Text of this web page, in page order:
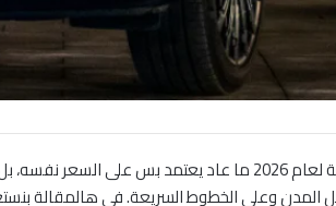
في السعودية لعام 2026 ما عاد يعتمد بس